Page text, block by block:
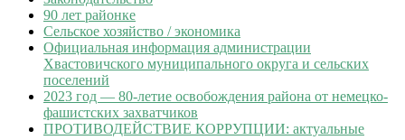
90 лет районке
Сельское хозяйство / экономика
Официальная информация администрации
Хвастовичского муниципального округа и сельских
поселений
2023 год — 80-летие освобождения района от немецко-
фашистских захватчиков
ПРОТИВОДЕЙСТВИЕ КОРРУПЦИИ: актуальные